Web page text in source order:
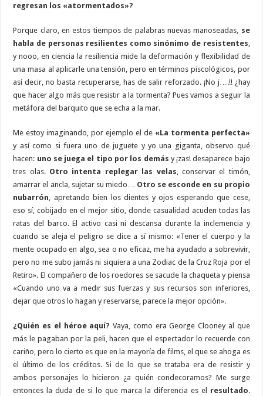
regresan los «atormentados»?
Porque claro, en estos tiempos de palabras nuevas manoseadas, se
habla de personas resilientes como sinónimo de resistentes
y nooo, en ciencia la resiliencia mide la deformación y flexibilidad de
una masa al aplicarle una tensión, pero en términos piscológicos, por
así decir, no basta recuperarse, has de salir reforzado. ¡No j….!! ¿hay
que hacer algo más que resistir a la tormenta? Pues vamos a seguir la
metáfora del barquito que se echa a la mar.
Me estoy imaginando, por ejemplo el de «La tormenta perfecta»
y así como si fuera uno de juguete y yo una giganta, observo qué
hacen: uno se juega el tipo por los demás y ¡zas! desaparece bajo
tres olas. Otro intenta replegar las velas , conservar el timón,
amarrar el ancla, sujetar su miedo… Otro se esconde en su propio
nubarrón , apretando bien los dientes y ojos esperando que cese,
eso sí, cobijado en el mejor sitio, donde casualidad acuden todas las
ratas del barco. El activo casi ni descansa durante la inclemencia y
cuando se aleja el peligro se dice a sí mismo: «Tener el cuerpo y la
mente ocupado en algo, sea o no eficaz, me ha ayudado a sobrevivir,
pero no me subo jamás ni siquiera a una Zodiac de la Cruz Roja por el
Retiro». El compañero de los roedores se sacude la chaqueta y piensa
«Cuando uno va a medir sus fuerzas y sus recursos son inferiores,
dejar que otros lo hagan y reservarse, parece la mejor opción».
¿Quién es el héroe aquí? Vaya, como era George Clooney al que
más le pagaban por la peli, hacen que el espectador lo recuerde con
cariño, pero lo cierto es que en la mayoría de films, el que se ahoga es
el último de los créditos. Si de lo que se trataba era de resistir y
ambos personajes lo hicieron ¿a quién condecoramos? Me surge
entonces la duda de si lo que marca la diferencia es el resultado.